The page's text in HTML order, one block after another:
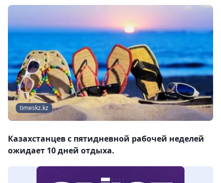
timeskz.kz
Казахстанцев с пятидневной рабочей неделей
ожидает 10 дней отдыха.